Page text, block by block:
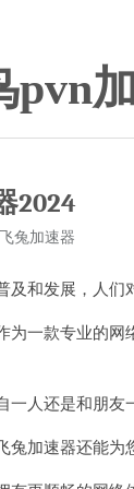
pvn
2024
飞兔加速器
和发展，人们
一款专业的网
人还是和朋友
加速器还能为